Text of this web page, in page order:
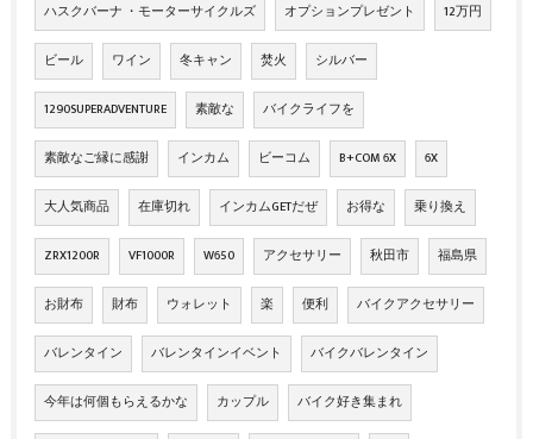
ハスクバーナ ・モーターサイクルズ オプションプレゼント 12万円
ビール ワイン 冬キャン 焚火 シルバー
1290SUPERADVENTURE 素敵な バイクライフを
素敵なご縁に感謝 インカム ビーコム B+COM 6X 6X
大人気商品 在庫切れ インカムGETだぜ お得な 乗り換え
ZRX1200R VF1000R W650 アクセサリー 秋田市 福島県
お財布 財布 ウォレット 楽 便利 バイクアクセサリー
バレンタイン バレンタインイベント バイクバレンタイン
今年は何個もらえるかな カップル バイク好き集まれ